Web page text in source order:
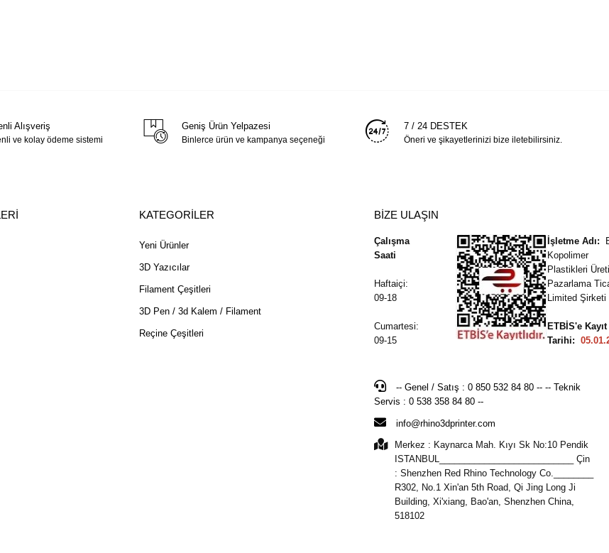
Alışveriş
ve kolay ödeme sistemi
Geniş Ürün Yelpazesi
Binlerce ürün ve kampanya seçeneği
7 / 24 DESTEK
Öneri ve şikayetlerinizi bize iletebilirsiniz.
KATEGORİLER
Yeni Ürünler
3D Yazıcılar
Filament Çeşitleri
3D Pen / 3d Kalem / Filament
Reçine Çeşitleri
BİZE ULAŞIN
Çalışma
Saati
Haftaiçi:
09-18
Cumartesi:
09-15
İşletme Adı:
Kopolimer
Plastikleri
Pazarlama
Limited Şirketi
ETBİS'e Kayıt
Tarihi:
-- Genel / Satış : 0 850 532 84 80 -- -- Teknik
Servis : 0 538 358 84 80 --
info@rhino3dprinter.com
Merkez : Kaynarca Mah. Kıyı Sk No:10 Pendik
ISTANBUL___________________________ Çin
: Shenzhen Red Rhino Technology Co.________
R302, No.1 Xin'an 5th Road, Qi Jing Long Ji
Building, Xi'xiang, Bao'an, Shenzhen China,
518102